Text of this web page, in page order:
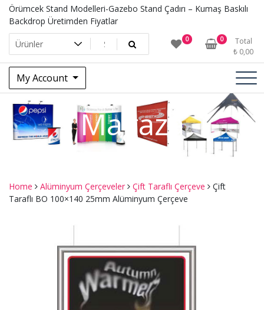
Örümcek Stand Modelleri-Gazebo Stand Çadırı – Kumaş Baskılı
Backdrop Üretimden Fiyatlar
0 0
Total
₺ 0,00
My Account
Mağaza
Home Alüminyum Çerçeveler Çift Taraflı Çerçeve
Çift
Taraflı BO 100×140 25mm Alüminyum Çerçeve